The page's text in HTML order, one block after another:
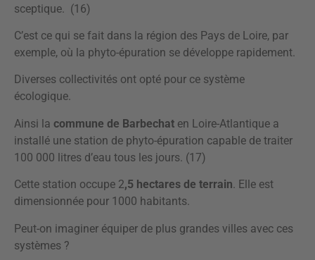
sceptique. (16)
C’est ce qui se fait dans la région des Pays de Loire, par
exemple, où la phyto-épuration se développe rapidement.
Diverses collectivités ont opté pour ce système
écologique.
Ainsi la commune de Barbechat en Loire-Atlantique a
installé une station de phyto-épuration capable de traiter
100 000 litres d’eau tous les jours. (17)
Cette station occupe 2,5 hectares de terrain. Elle est
dimensionnée pour 1000 habitants.
Peut-on imaginer équiper de plus grandes villes avec ces
systèmes ?